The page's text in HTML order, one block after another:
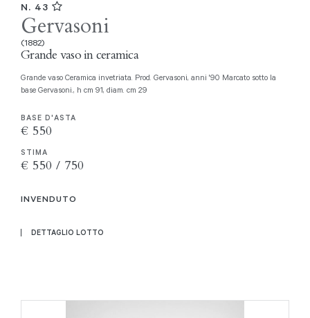
N. 43
Gervasoni
(1882)
Grande vaso in ceramica
Grande vaso Ceramica invetriata. Prod. Gervasoni, anni '90 Marcato sotto la
base Gervasoni., h cm 91, diam. cm 29
BASE D'ASTA
€ 550
STIMA
€ 550 / 750
INVENDUTO
DETTAGLIO LOTTO